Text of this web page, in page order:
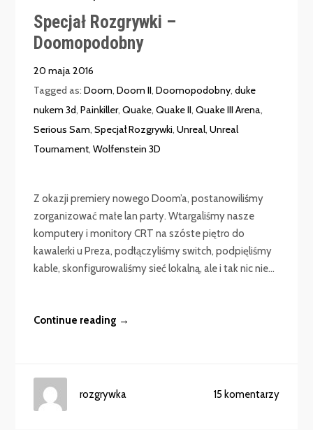
Specjał Rozgrywki –
Doomopodobny
20 maja 2016
Tagged as:Doom ,Doom II ,Doomopodobny ,duke
nukem 3d ,Painkiller,Quake ,Quake II ,Quake III Arena
Serious Sam ,Specjał Rozgrywki ,Unreal ,Unreal
Tournament ,Wolfenstein 3D
Z okazji premiery nowego Doom’a, postanowiliśmy
zorganizować małe lan party. Wtargaliśmy nasze
komputery i monitory CRT na szóste piętro do
kawalerki u Preza, podłączyliśmy switch, podpięliśmy
kable, skonfigurowaliśmy sieć lokalną, ale i tak nic nie...
Continue reading →
15 komentarzy
rozgrywka